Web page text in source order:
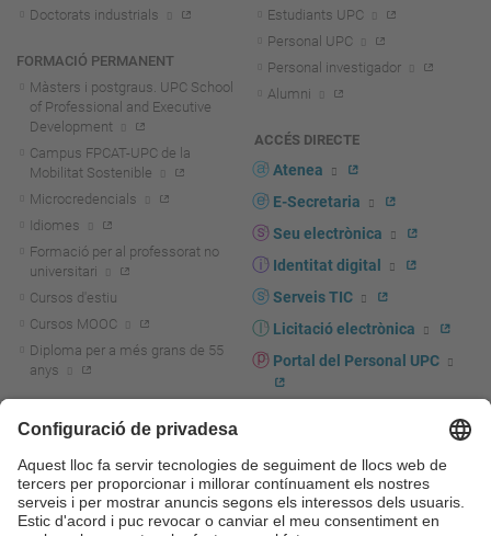
Doctorats industrials
FORMACIÓ PERMANENT
Màsters i postgraus. UPC School
of Professional and Executive
Development
Campus FPCAT-UPC de la
Mobilitat Sostenible
Microcredencials
Idiomes
Formació per al professorat no
universitari
Cursos d'estiu
Cursos MOOC
Diploma per a més grans de 55
anys
Actualitat R+D+I
La recerca a la UPC
La transferència, l'emprenedoria i
la innovació a la UPC
Estudiants UPC
Personal UPC
Personal investigador
Alumni
ACCÉS DIRECTE
Atenea
E-Secretaria
Seu electrònica
Identitat digital
Serveis TIC
Licitació electrònica
Portal del Personal UPC
UPCshop, marxandatge
Sala de premsa